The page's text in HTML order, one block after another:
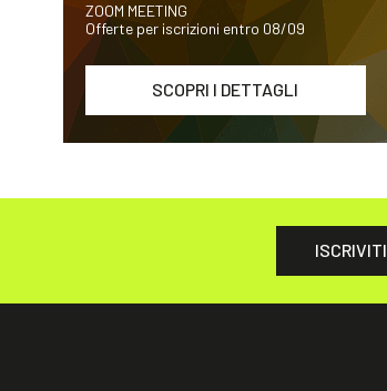
ZOOM MEETING
Offerte per iscrizioni entro 08/09
SCOPRI I DETTAGLI
ISCRIVITI